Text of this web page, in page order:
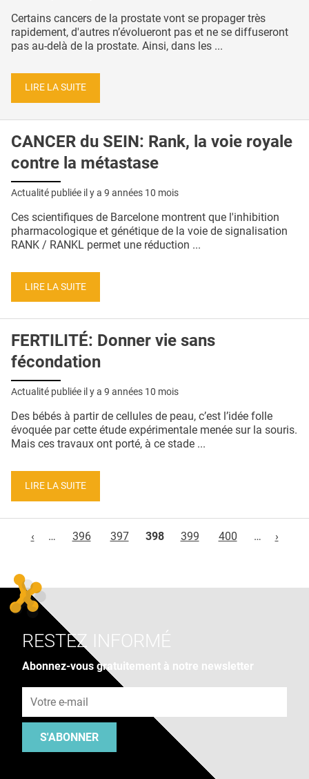
Certains cancers de la prostate vont se propager très
rapidement, d'autres n’évolueront pas et ne se diffuseront
pas au-delà de la prostate. Ainsi, dans les ...
LIRE LA SUITE
CANCER du SEIN: Rank, la voie royale
contre la métastase
Actualité publiée il y a 9 années 10 mois
Ces scientifiques de Barcelone montrent que l'inhibition
pharmacologique et génétique de la voie de signalisation
RANK / RANKL permet une réduction ...
LIRE LA SUITE
FERTILITÉ: Donner vie sans
fécondation
Actualité publiée il y a 9 années 10 mois
Des bébés à partir de cellules de peau, c’est l’idée folle
évoquée par cette étude expérimentale menée sur la souris.
Mais ces travaux ont porté, à ce stade ...
LIRE LA SUITE
‹
… 396 397 398 399 400 … ›
RESTEZ INFORMÉ
Abonnez-vous gratuitement à notre newsletter
S'ABONNER